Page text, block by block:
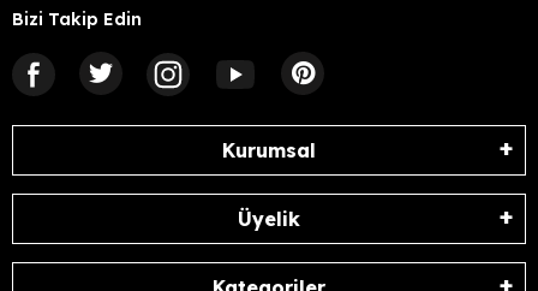
Bizi Takip Edin
Kurumsal
Üyelik